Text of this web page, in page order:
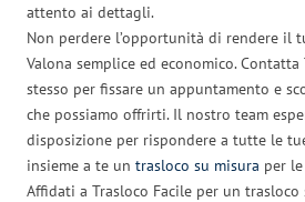
attento ai dettagli.
Non perdere l’opportunità di rendere il
Valona semplice ed economico.
stesso per fissare un appuntamento e
che possiamo offrirti. Il nostro team
disposizione per rispondere a tutte le
insieme a te un trasloco su misura per
Affidati a Trasloco Facile per un trasloco